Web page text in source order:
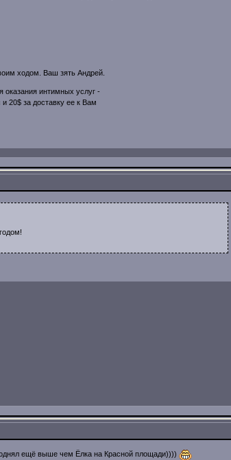
ходом. Ваш зять Андрей.
оказания интимных услуг -
20$ за доставку ее к Вам
ещё выше чем Ёлка на Красной площади))))